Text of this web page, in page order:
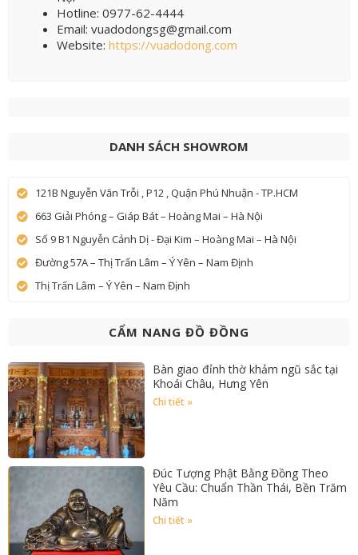
Hotline: 0977-62-4444
Email: vuadodongsg@gmail.com
Website: https://vuadodong.com
DANH SÁCH SHOWROM
121B Nguyễn Văn Trỗi , P12 , Quận Phú Nhuận - TP.HCM
663 Giải Phóng – Giáp Bát – Hoàng Mai – Hà Nội
Số 9 B1 Nguyễn Cảnh Dị - Đại Kim – Hoàng Mai – Hà Nội
Đường 57A – Thị Trấn Lâm – Ý Yên – Nam Định
Thị Trấn Lâm – Ý Yên – Nam Định
CẨM NANG ĐỒ ĐỒNG
Bàn giao đỉnh thờ khảm ngũ sắc tại
Khoái Châu, Hưng Yên
Chi tiết »
Đúc Tượng Phật Bằng Đồng Theo
Yêu Cầu: Chuẩn Thần Thái, Bền Trăm
Năm
Chi tiết »